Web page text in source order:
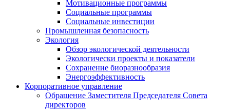
Мотивационные программы
Социальные программы
Социальные инвестиции
Промышленная безопасность
Экология
Обзор экологической деятельности
Экологически проекты и показатели
Сохранение биоразнообразия
Энергоэффективность
Корпоративное управление
Обращение Заместителя Председателя Совета
директоров